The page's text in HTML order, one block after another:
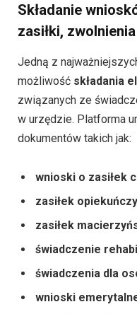
Składanie
zasiłki, zwolnienia
Jedną z
możliwość składania
związanych ze
w urzędzie. Platforma
dokumentów takich jak:
wnioski o zasiłek
zasiłek opiekuńczy
zasiłek
świadczenie
świadczenia dla
wnioski